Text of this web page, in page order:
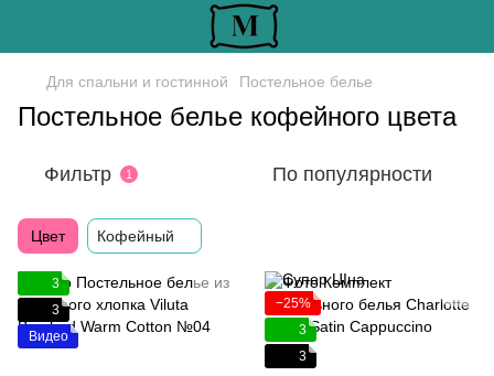
Для спальни и гостинной Постельное белье
Постельное белье кофейного цвета
Фильтр 1 По популярности
Цвет Кофейный
3
3
Видео
−25%
3
3